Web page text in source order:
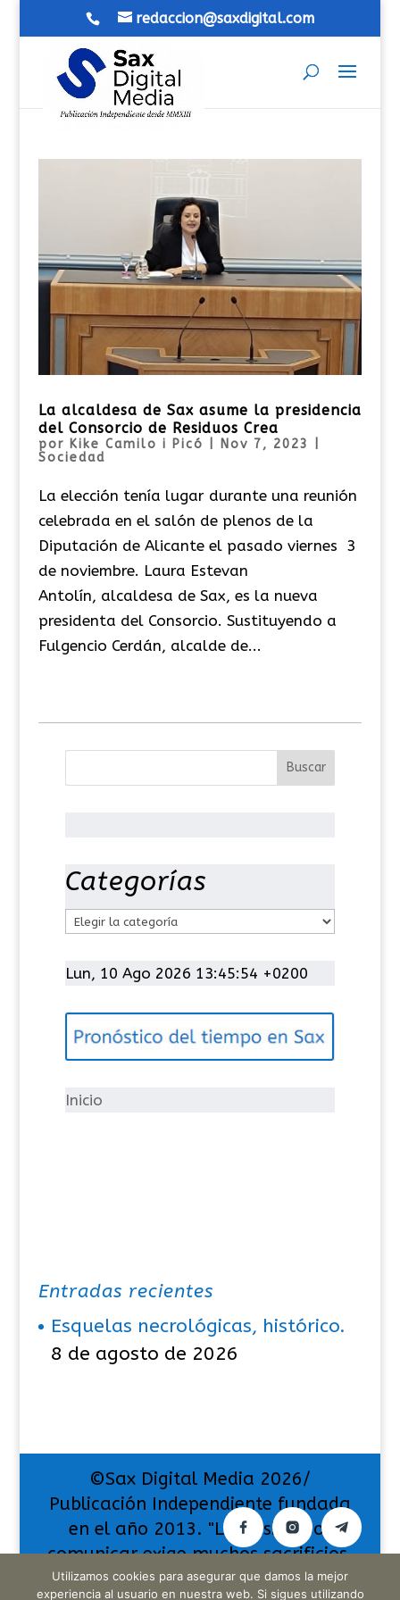
redaccion@saxdigital.com
La alcaldesa de Sax asume la presidencia
del Consorcio de Residuos Crea
por Kike Camilo i Picó Nov 7, 2023
Sociedad
La elección tenía lugar durante una reunión
celebrada en el salón de plenos de la
Diputación de Alicante el pasado viernes 3
de noviembre. Laura Estevan
Antolín, alcaldesa de Sax, es la nueva
presidenta del Consorcio. Sustituyendo a
Fulgencio Cerdán, alcalde de...
Categorías
t
g
í
Lun, 10 Ago 2026 13:45:54 +0200
Inicio
Entradas recientes
Esquelas necrológicas, histórico.
8 de agosto de 2026
©Sax Digital Media 2026/
Publicación Independiente fundada
en el año 2013. "La pasión por
comunicar exige muchos sacrificios,
pero también da muchas
Utilizamos cookies para asegurar que damos la mejor
experiencia al usuario en nuestra web. Si sigues utilizando